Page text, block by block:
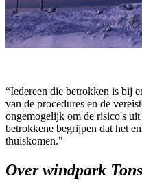
“Iedereen die betrokken is bij
van de procedures en de
ongemogelijk om de risico's
betrokkene begrijpen dat het
thuiskomen."
Over windpark